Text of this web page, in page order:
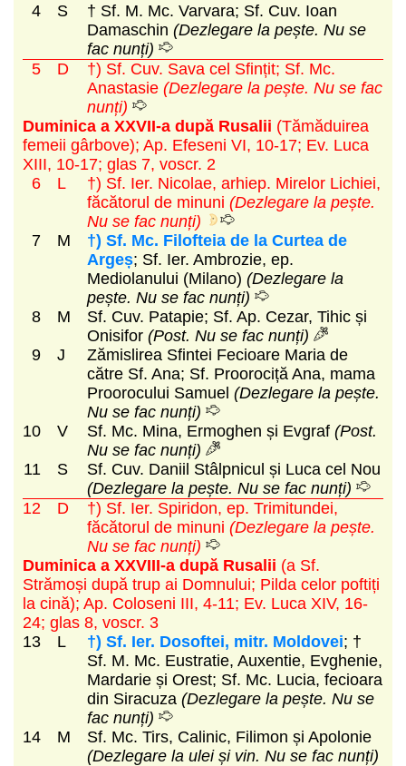
4 S
† Sf. M. Mc. Varvara; Sf. Cuv. Ioan
Damaschin (Dezlegare la pește. Nu se
fac nunți)
5
D
†) Sf. Cuv. Sava cel Sfințit; Sf. Mc.
Anastasie (Dezlegare la pește. Nu se fac
nunți)
Duminica a XXVII-a după Rusalii (Tămăduirea
femeii gârbove); Ap. Efeseni VI, 10-17; Ev. Luca
XIII, 10-17; glas 7, voscr. 2
6
L
†) Sf. Ier. Nicolae, arhiep. Mirelor Lichiei,
făcătorul de minuni (Dezlegare la pește.
Nu se fac nunți)
7
M
†) Sf. Mc. Filofteia de la Curtea de
Argeș; Sf. Ier. Ambrozie, ep.
Mediolanului (Milano) (Dezlegare la
pește. Nu se fac nunți)
8
M
Sf. Cuv. Patapie; Sf. Ap. Cezar, Tihic și
Onisifor (Post. Nu se fac nunți)
9
J
Zămislirea Sfintei Fecioare Maria de
către Sf. Ana; Sf. Proorociță Ana, mama
Proorocului Samuel (Dezlegare la pește.
Nu se fac nunți)
10
V Sf. Mc. Mina, Ermoghen și Evgraf (Post.
Nu se fac nunți)
11
S
Sf. Cuv. Daniil Stâlpnicul și Luca cel Nou
(Dezlegare la pește. Nu se fac nunți)
12
D
†) Sf. Ier. Spiridon, ep. Trimitundei,
făcătorul de minuni (Dezlegare la pește.
Nu se fac nunți)
Duminica a XXVIII-a după Rusalii (a Sf.
Strămoși după trup ai Domnului; Pilda celor poftiți
la cină); Ap. Coloseni III, 4-11; Ev. Luca XIV, 16-
24; glas 8, voscr. 3
13
L †) Sf. Ier. Dosoftei, mitr. Moldovei; †
Sf. M. Mc. Eustratie, Auxentie, Evghenie,
Mardarie și Orest; Sf. Mc. Lucia, fecioara
din Siracuza (Dezlegare la pește. Nu se
fac nunți)
14
M
Sf. Mc. Tirs, Calinic, Filimon și Apolonie
(Dezlegare la ulei și vin. Nu se fac nunți)